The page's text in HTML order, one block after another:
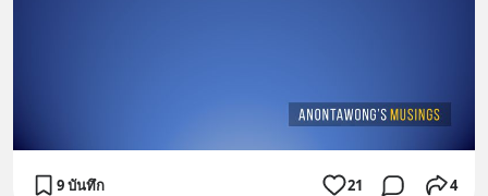
9 บันทึก 21 4